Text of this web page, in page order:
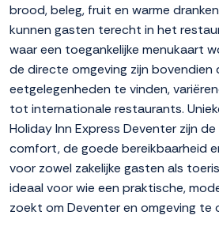
brood, beleg, fruit en warme
kunnen gasten terecht in het
waar een toegankelijke menukaart
de directe omgeving zijn bovendien
eetgelegenheden te vinden,
tot internationale restaurants.
Holiday Inn Express Deventer zijn
comfort, de goede bereikbaarheid
voor zowel zakelijke gasten als
ideaal voor wie een praktische,
zoekt om Deventer en omgeving te